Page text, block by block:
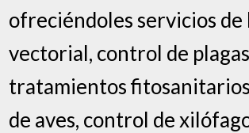
ofreciéndoles servicios de
vectorial, control de
tratamientos
de aves, control de